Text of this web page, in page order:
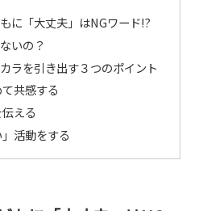
に「大丈夫」はNGワード!?
いの？
ラを引き出す３つのポイント
共感する
える
」活動をする